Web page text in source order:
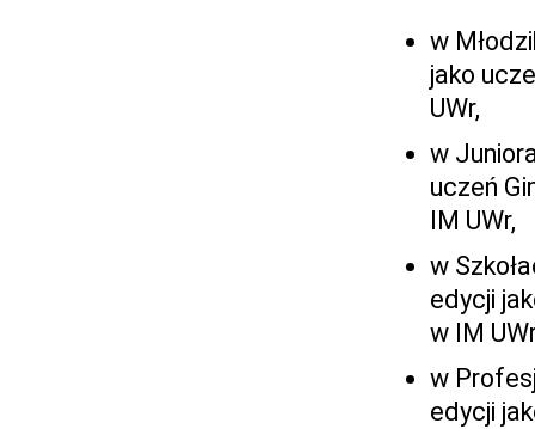
w
jako
UWr,
w
uczeń
IM UWr,
w
edycji
w IM
w
edycji